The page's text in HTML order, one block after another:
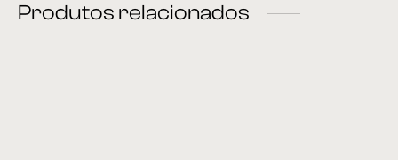
Produtos relacionados